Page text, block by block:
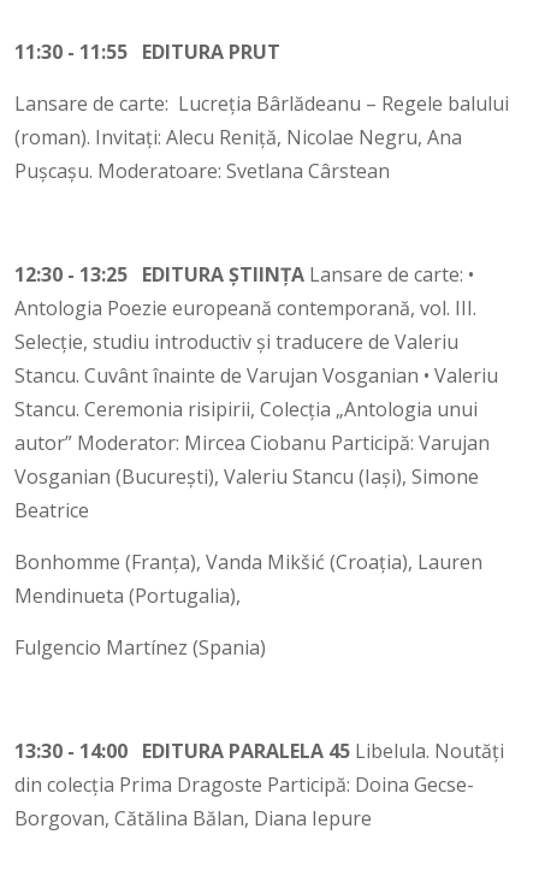
11:30 - 11:55 EDITURA PRUT
Lansare de carte: Lucreția Bârlădeanu – Regele balului
(roman). Invitați: Alecu Reniță, Nicolae Negru, Ana
Pușcașu. Moderatoare: Svetlana Cârstean
12:30 - 13:25 EDITURA ȘTIINȚA Lansare de carte: •
Antologia Poezie europeană contemporană, vol. III.
Selecție, studiu introductiv și traducere de Valeriu
Stancu. Cuvânt înainte de Varujan Vosganian • Valeriu
Stancu. Ceremonia risipirii, Colecția „Antologia unui
autor” Moderator: Mircea Ciobanu Participă: Varujan
Vosganian (București), Valeriu Stancu (Iași), Simone
Beatrice
Bonhomme (Franța), Vanda Mikšić (Croația), Lauren
Mendinueta (Portugalia),
Fulgencio Martínez (Spania)
13:30 - 14:00 EDITURA PARALELA 45 Libelula. Noutăți
din colecția Prima Dragoste Participă: Doina Gecse-
Borgovan, Cătălina Bălan, Diana Iepure